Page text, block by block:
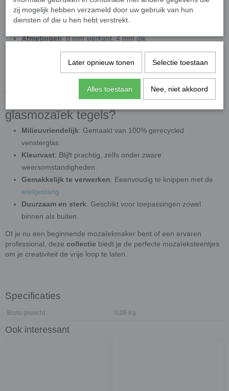
beginners als gevorderden
Productspecificaties
Afmetingen: 8 mm vierkant, 4 mm dik
Verpakkingseenheid: Geleverd per50 gramcirca 85stuks
Oppervlak: Parelmoer
: Diverse fleurige kleuren
Waarom kiezen voor fleurige gesinterde
glasmozaïek tegels?
Milieuvriendelijk: Gemaakt van 100% gerecycled
vensterglas.
Kleurvast: Blijft prachtig, zelfs onder zware
weersomstandigheden.
Gemakkelijk te verwerken: Eeenvoudig te knippen met de
wieltjestang
Duurzaam en sterk: Geschikt voor toepassingen zowel
binnen als buiten.
Of je nu een beginnende mozaïekmaker bent of een ervaren
professional, deze collectie biedt je de perfecte mozaïeksteentjes
om je creativiteit de vrije loop te laten.
Specificaties
Bruto gewicht 0,06 Kg
Ook interessant
zij mogelijk hebben verzameld door uw gebruik van hun
diensten of die u hen hebt verstrekt.
Later opnieuw tonen Selectie toestaan
Alles toestaan Nee, niet akkoord